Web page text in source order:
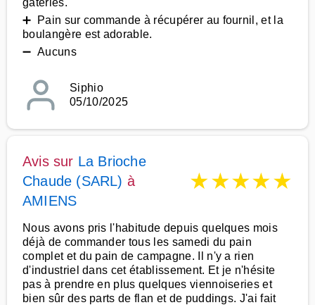
gâteries.
➕ Pain sur commande à récupérer au fournil, et la
boulangère est adorable.
➖ Aucuns
Siphio
05/10/2025
Avis sur La Brioche
Chaude (SARL) à
AMIENS
★★★★★
Nous avons pris l'habitude depuis quelques mois
déjà de commander tous les samedi du pain
complet et du pain de campagne. Il n'y a rien
d'industriel dans cet établissement. Et je n'hésite
pas à prendre en plus quelques viennoiseries et
bien sûr des parts de flan et de puddings. J'ai fait